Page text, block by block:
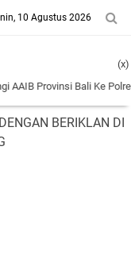
10 Agustus 2026
Bali Ke Polres Tabanan
(x)
BERIKLAN DI